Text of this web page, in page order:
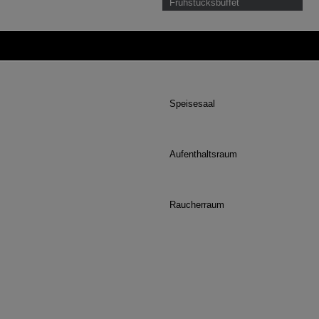
Frühstücksbuffet
Speisesaal
Aufenthaltsraum
Raucherraum